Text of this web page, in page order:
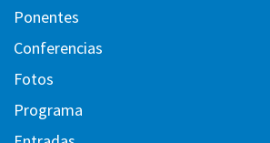
Ponentes
Conferencias
Fotos
Programa